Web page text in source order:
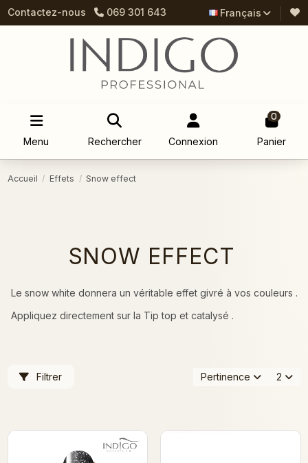
Contactez-nous 069 301 643 Français
Menu Rechercher Connexion
0
Panier
Accueil Effets Snow effect
SNOW EFFECT
Le snow white donnera un véritable effet givré à vos couleurs .
Appliquez directement sur la Tip top et catalysé .
Filtrer Pertinence 2